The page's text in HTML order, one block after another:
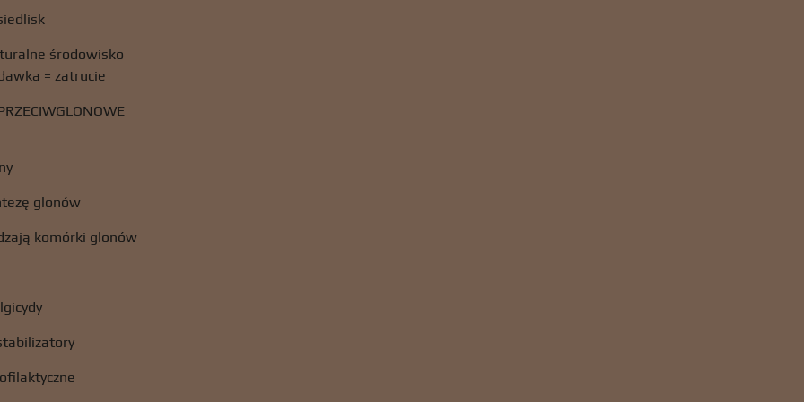
środowisko
= zatrucie
glonów
komórki glonów